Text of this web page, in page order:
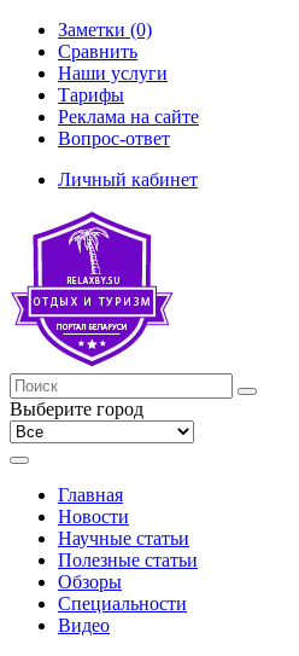
Заметки (0)
Сравнить
Наши услуги
Тарифы
Реклама на сайте
Вопрос-ответ
Личный кабинет
Выберите город
Главная
Новости
Научные статьи
Полезные статьи
Обзоры
Специальности
Видео